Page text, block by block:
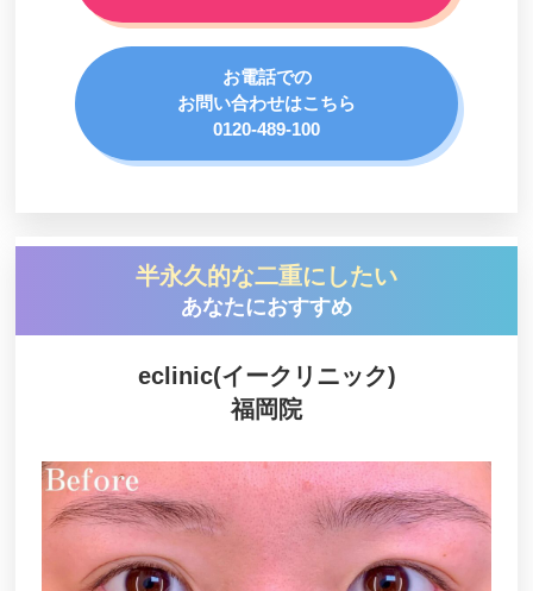
お電話での
お問い合わせはこちら
0120-489-100
半永久的な二重にしたい
あなたにおすすめ
eclinic(イークリニック)
福岡院